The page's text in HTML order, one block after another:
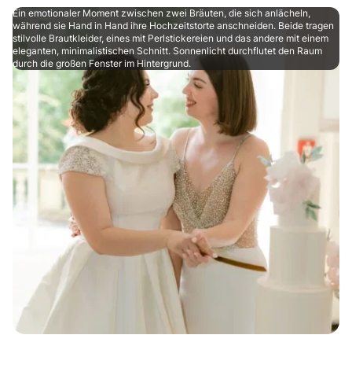
Ein emotionaler Moment zwischen zwei Bräuten, die sich anlächeln,
während sie Hand in Hand ihre Hochzeitstorte anschneiden. Beide tragen
stilvolle Brautkleider, eines mit Perlstickereien und das andere mit einem
eleganten, minimalistischen Schnitt. Sonnenlicht durchflutet den Raum
durch die großen Fenster im Hintergrund.